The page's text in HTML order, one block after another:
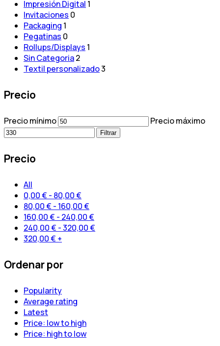
Impresión Digital 1
Invitaciones 0
Packaging 1
Pegatinas 0
Rollups/Displays 1
Sin Categoria2
Textil personalizado3
Precio
Precio mínimo Precio máximo
Filtrar
Precio
All
0,00€ - 80,00€
80,00€ - 160,00€
160,00€ - 240,00€
240,00€ -320,00€
320,00€ +
Ordenar por
Popularity
Average rating
Latest
Price: low to high
Price: high to low